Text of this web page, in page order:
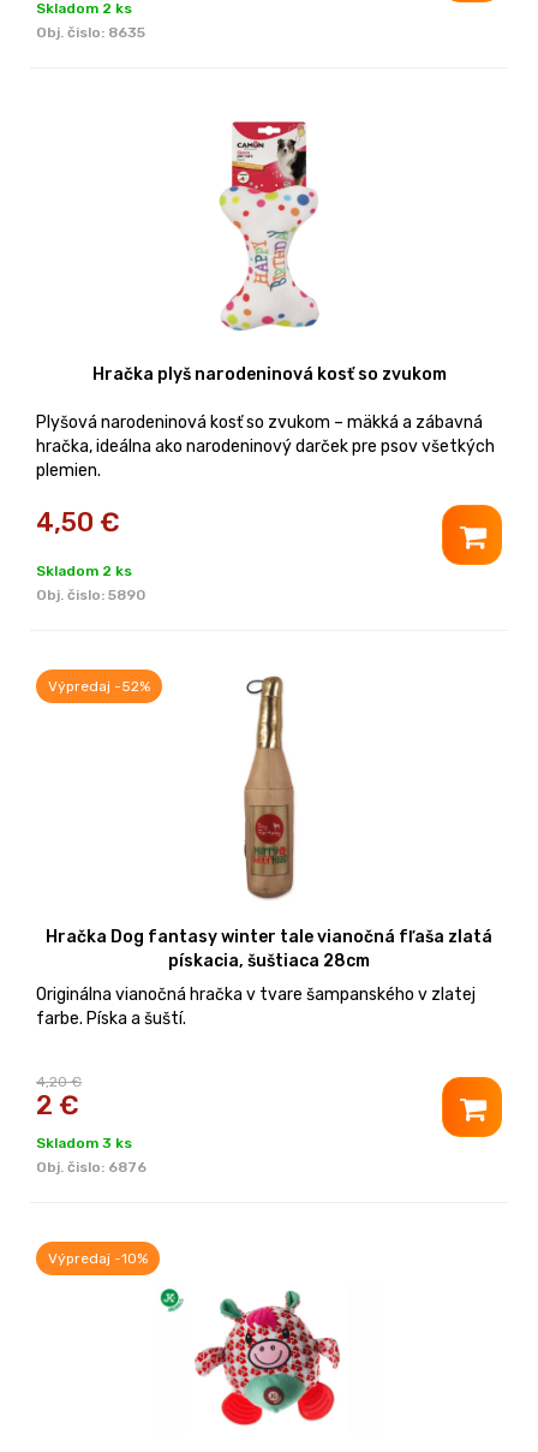
Skladom 2 ks
Obj. čislo: 8635
Hračka plyš narodeninová kosť so zvukom
Plyšová narodeninová kosť so zvukom – mäkká a zábavná
hračka, ideálna ako narodeninový darček pre psov všetkých
plemien.
4,50 €
Skladom 2 ks
Obj. čislo: 5890
Výpredaj -52%
Hračka Dog fantasy winter tale vianočná fľaša zlatá
pískacia, šuštiaca 28cm
Originálna vianočná hračka v tvare šampanského v zlatej
farbe. Píska a šuští.
4,20 €
2 €
Skladom 3 ks
Obj. čislo: 6876
Výpredaj -10%